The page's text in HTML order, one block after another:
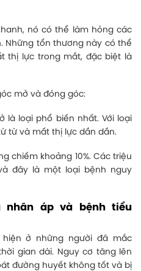
nó có thể làm hỏng các
Những tổn thương này có thể
thị lực trong mắt, đặc biệt là
mở và đóng góc:
là loại phổ biến nhất. Với loại
từ và mất thị lực dần dần.
chiếm khoảng 10%. Các triệu
đây là một loại bệnh nguy
nhãn áp và bệnh tiểu
ở những người đã mắc
gian dài. Nguy cơ tăng lên
đường huyết không tốt và bị